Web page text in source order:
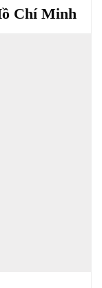
Chí Minh